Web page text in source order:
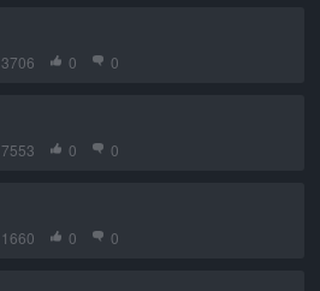
3706 0 0
7553 0 0
1660 0 0